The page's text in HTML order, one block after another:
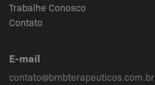
Trabalhe Conosco
Contato
E-mail
contato@bmbterapeuticos.com.br